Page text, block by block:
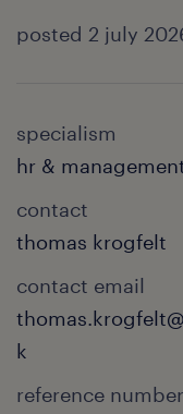
posted 2 july
specialism
hr &
contact
thomas krogfelt
contact email
k
reference number